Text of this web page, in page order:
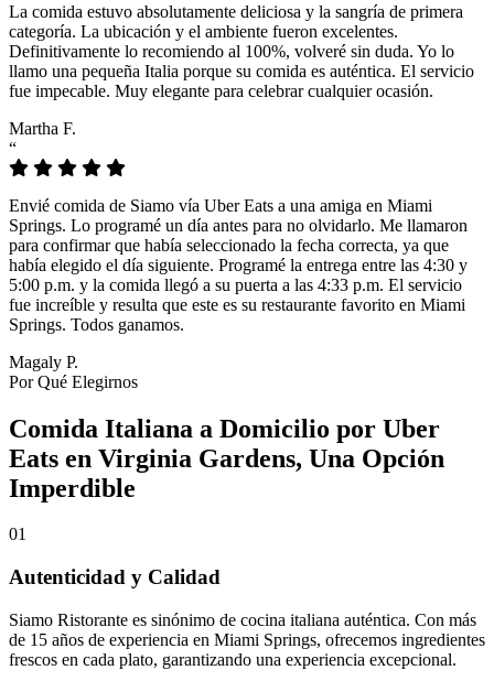
La comida estuvo absolutamente deliciosa y la sangría de primera
categoría. La ubicación y el ambiente fueron excelentes.
Definitivamente lo recomiendo al 100%, volveré sin duda. Yo lo
llamo una pequeña Italia porque su comida es auténtica. El servicio
fue impecable. Muy elegante para celebrar cualquier ocasión.
Martha F.
“
Envié comida de Siamo vía Uber Eats a una amiga en Miami
Springs. Lo programé un día antes para no olvidarlo. Me llamaron
para confirmar que había seleccionado la fecha correcta, ya que
había elegido el día siguiente. Programé la entrega entre las 4:30 y
5:00 p.m. y la comida llegó a su puerta a las 4:33 p.m. El servicio
fue increíble y resulta que este es su restaurante favorito en Miami
Springs. Todos ganamos.
Magaly P.
Por Qué Elegirnos
Comida Italiana a Domicilio por Uber
Eats en Virginia Gardens, Una Opción
Imperdible
01
Autenticidad y Calidad
Siamo Ristorante es sinónimo de cocina italiana auténtica. Con más
de 15 años de experiencia en Miami Springs, ofrecemos ingredientes
frescos en cada plato, garantizando una experiencia excepcional.